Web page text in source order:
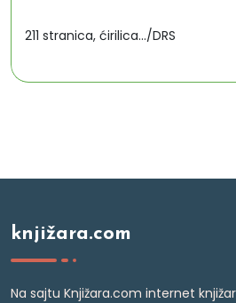
211 stranica, ćirilica.../DRS
knjižara.com
Na sajtu Knjižara.com internet